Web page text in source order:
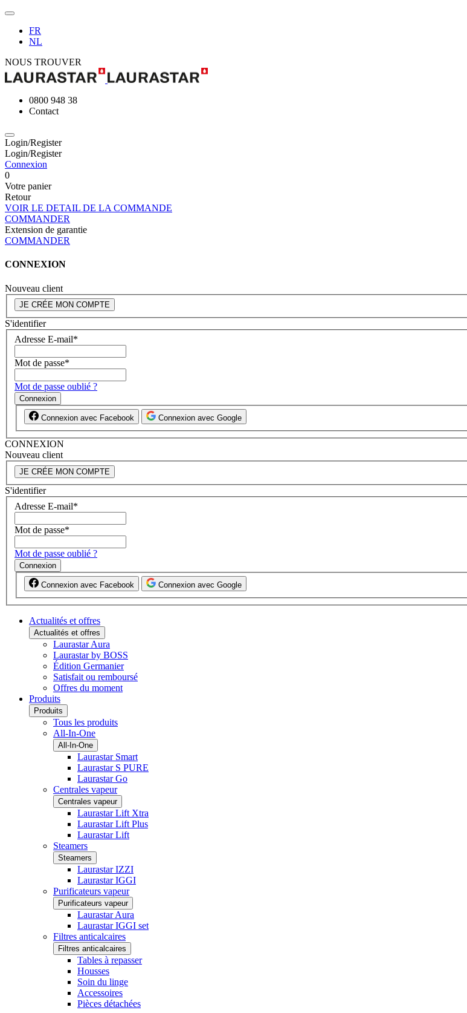
FR
NL
NOUS TROUVER
0800 948 38
Contact
Login/Register
Login/Register
Connexion
0
Votre panier
Retour
VOIR LE DETAIL DE LA COMMANDE
COMMANDER
Extension de garantie
COMMANDER
CONNEXION
Nouveau client
JE CRÉE MON COMPTE
S'identifier
Adresse E-mail*
Mot de passe*
Mot de passe oublié ?
Connexion
Connexion avec Facebook Connexion avec Google
CONNEXION
Nouveau client
JE CRÉE MON COMPTE
S'identifier
Adresse E-mail*
Mot de passe*
Mot de passe oublié ?
Connexion
Connexion avec Facebook Connexion avec Google
Actualités et offres
Actualités et offres
Laurastar Aura
Laurastar by BOSS
Édition Germanier
Satisfait ou remboursé
Offres du moment
Produits
Produits
Tous les produits
All-In-One
All-In-One
Laurastar Smart
Laurastar S PURE
Laurastar Go
Centrales vapeur
Centrales vapeur
Laurastar Lift Xtra
Laurastar Lift Plus
Laurastar Lift
Steamers
Steamers
Laurastar IZZI
Laurastar IGGI
Purificateurs vapeur
Purificateurs vapeur
Laurastar Aura
Laurastar IGGI set
Filtres anticalcaires
Filtres anticalcaires
Tables à repasser
Housses
Soin du linge
Accessoires
Pièces détachées